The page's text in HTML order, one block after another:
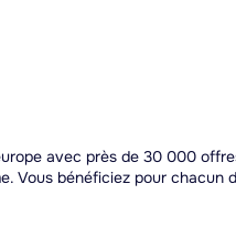
avec près de 30 000
Vous bénéficiez pour